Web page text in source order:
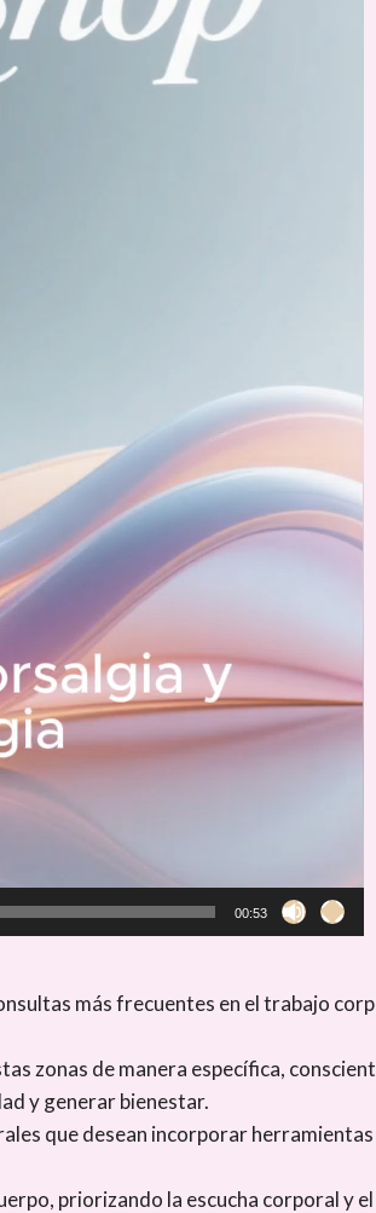
00:53
más frecuentes en el trabajo
zonas de manera específica,
y generar bienestar.
que desean incorporar
priorizando la escucha corporal y